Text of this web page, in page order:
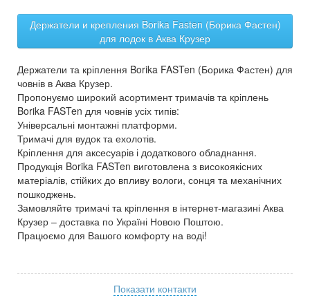
Держатели и крепления Borika Fasten (Борика Фастен)
для лодок в Аква Крузер
Держатели та кріплення Borika FASTen (Борика Фастен) для
човнів в Аква Крузер.
Пропонуємо широкий асортимент тримачів та кріплень
Borika FASTen для човнів усіх типів:
Універсальні монтажні платформи.
Тримачі для вудок та ехолотів.
Кріплення для аксесуарів і додаткового обладнання.
Продукція Borika FASTen виготовлена з високоякісних
матеріалів, стійких до впливу вологи, сонця та механічних
пошкоджень.
Замовляйте тримачі та кріплення в інтернет-магазині Аква
Крузер – доставка по Україні Новою Поштою.
Працюємо для Вашого комфорту на воді!
Показати контакти